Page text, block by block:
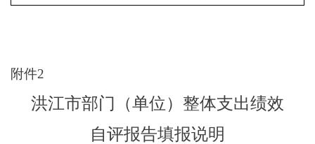
附件2
洪江市部门（单位）整体支出绩效
自评报告填报说明